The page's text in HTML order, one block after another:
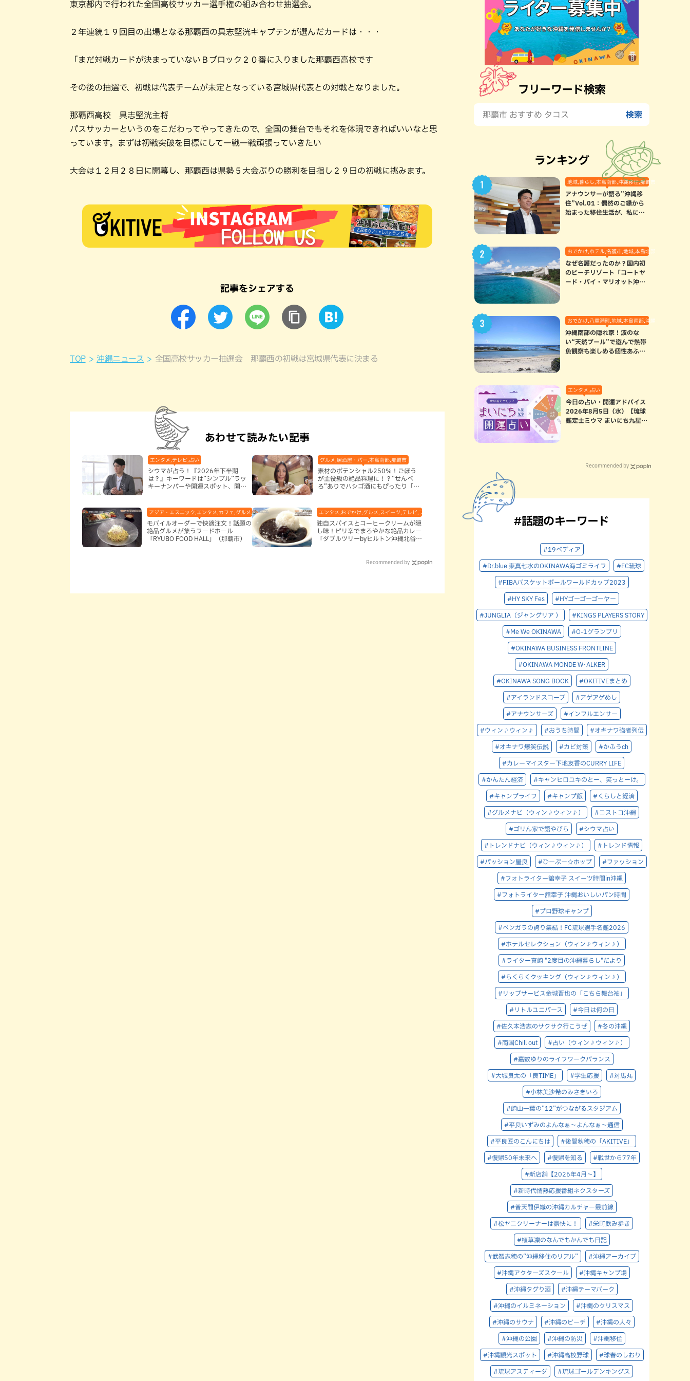
東京都内で行われた全国高校サッカー選手権の組み合わせ抽選会。
２年連続１９回目の出場となる那覇西の具志堅洸キャプテンが選んだカードは・・・
「まだ対戦カードが決まっていないＢブロック２０番に入りました那覇西高校です
その後の抽選で、初戦は代表チームが未定となっている宮城県代表との対戦となりました。
那覇西高校 具志堅洸主将
パスサッカーというのをこだわってやってきたので、全国の舞台でもそれを体現できればいいなと思
っています。まずは初戦突破を目標にして一戦一戦頑張っていきたい
大会は１２月２８日に開幕し、那覇西は県勢５大会ぶりの勝利を目指し２９日の初戦に挑みます。
記事をシェアする
TOP 沖縄ニュース 全国高校サッカー抽選会 那覇西の初戦は宮城県代表に決まる
あわせて読みたい記事
エンタメ,テレビ,占い
シウマが占う！『2026年下半期
は？』キーワードは”シンプル”ラッ
キーナンバーや開運スポット、開運
グルメ,居酒屋・バー,本島南部,那覇市
素材のポテンシャル250％！ごぼう
が主役級の絶品料理に！？”せんべ
ろ”ありでハシゴ酒にもぴったり「二
アジア・エスニック,エンタメ,カフェ,グルメ,テレビ,中華,地域,本島南部,洋食・西洋料理,那覇市
モバイルオーダーで快適注文！話題の
絶品グルメが集うフードホール
「RYUBO FOOD HALL」（那覇市）
エンタメ,おでかけ,グルメ,スイーツ,テレビ,ブッフェ・バイキング,ホテル,北谷町,地域,本島中部
独自スパイスとコーヒークリームが隠
し味！ピリ辛でまろやかな絶品カレー
「ダブルツリーbyヒルトン沖縄北谷リ
Recommended by
フリーワード検索
ランキング
地域,暮らし,本島南部,沖縄移住,那覇市
アナウンサーが語る”沖縄移
住”Vol.01：偶然のご縁から
始まった移住生活が、私にと
おでかけ,ホテル,名護市,地域,本島北部
なぜ名護だったのか？国内初
のビーチリゾート「コートヤ
ード・バイ・マリオット沖縄
おでかけ,八重瀬町,地域,本島南部,沖縄の海,自然
沖縄南部の隠れ家！波のな
い“天然プール”で遊んで熱帯
魚観察も楽しめる個性あふれ
エンタメ,占い
今日の占い・開運アドバイス
2026年8月5日（水）【琉球
鑑定士ミウマ まいにち九星気
Recommended by
#話題のキーワード
#19ペディア
#Dr.blue 東真七水のOKINAWA海ゴミライフ #FC琉球
#FIBAバスケットボールワールドカップ2023
#HY SKY Fes #HYゴーゴーゴーヤー
#JUNGLIA（ジャングリア ） #KINGS PLAYERS STORY
#Me We OKINAWA #O-1グランプリ
#OKINAWA BUSINESS FRONTLINE
#OKINAWA MONDE W･ALKER
#OKINAWA SONG BOOK #OKITIVEまとめ
#アイランドスコープ #アゲアゲめし
#アナウンサーズ #インフルエンサー
#ウィン♪ウィン♪ #おうち時間 #オキナワ強者列伝
#オキナワ爆笑伝説 #カビ対策 #かふうch
#カレーマイスター下地友香のCURRY LIFE
#かんたん経済 #キャンヒロユキのとー、笑っとーけ。
#キャンプライフ #キャンプ飯 #くらしと経済
#グルメナビ（ウィン♪ウィン♪） #コストコ沖縄
#ゴリん家で語やびら #シウマ占い
#トレンドナビ（ウィン♪ウィン♪） #トレンド情報
#パッション屋良 #ひーぷー☆ホップ #ファッション
#フォトライター舘幸子 スイーツ時間in沖縄
#フォトライター舘幸子 沖縄おいしいパン時間
#プロ野球キャンプ
#ベンガラの誇り集結！FC琉球選手名鑑2026
#ホテルセレクション（ウィン♪ウィン♪）
#ライター真崎 "2度目の沖縄暮らし"だより
#らくらくクッキング（ウィン♪ウィン♪）
#リップサービス金城晋也の「こちら舞台袖」
#リトルユニバース #今日は何の日
#佐久本浩志のサクサク行こうぜ #冬の沖縄
#南国Chill out #占い（ウィン♪ウィン♪）
#嘉数ゆりのライフワークバランス
#大城良太の「良TIME」 #学生応援 #対馬丸
#小林美沙希のみさきいろ
#崎山一葉の”12”がつながるスタジアム
#平良いずみのよんなぁ～よんなぁ～通信
#平良匠のこんにちは #後間秋穂の「AKITIVE」
#復帰50年未来へ #復帰を知る #戦世から77年
#新店舗【2026年4月～】
#新時代情熱応援番組ネクスターズ
#普天間伊織の沖縄カルチャー最前線
#松ヤニクリーナーは豪快に！ #栄町飲み歩き
#植草凜のなんでもかんでも日記
#武智志穂の“沖縄移住のリアル” #沖縄アーカイブ
#沖縄アクターズスクール #沖縄キャンプ場
#沖縄タグり酒 #沖縄テーマパーク
#沖縄のイルミネーション #沖縄のクリスマス
#沖縄のサウナ #沖縄のビーチ #沖縄の人々
#沖縄の公園 #沖縄の防災 #沖縄移住
#沖縄観光スポット #沖縄高校野球 #球春のしおり
#琉球アスティーダ #琉球ゴールデンキングス